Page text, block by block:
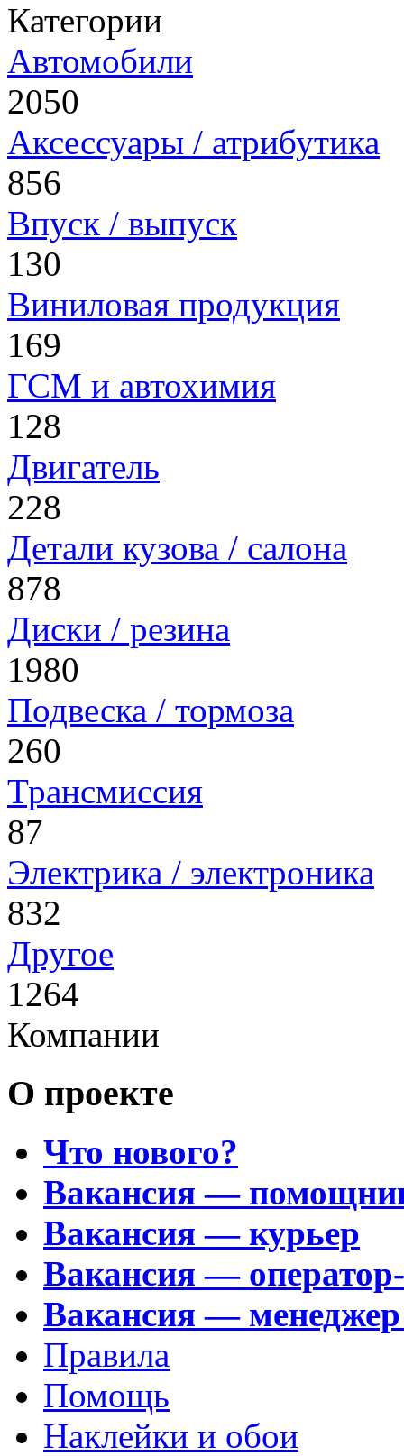
Категории
Автомобили
2050
Аксессуары / атрибутика
856
Впуск / выпуск
130
Виниловая продукция
169
ГСМ и автохимия
128
Двигатель
228
Детали кузова / салона
878
Диски / резина
1980
Подвеска / тормоза
260
Трансмиссия
87
Электрика / электроника
832
Другое
1264
Компании
О проекте
Что нового?
Вакансия —
Вакансия — курьер
Вакансия —
Вакансия —
Правила
Помощь
Наклейки и обои